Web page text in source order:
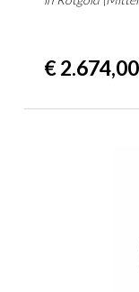
€ 2.674,00